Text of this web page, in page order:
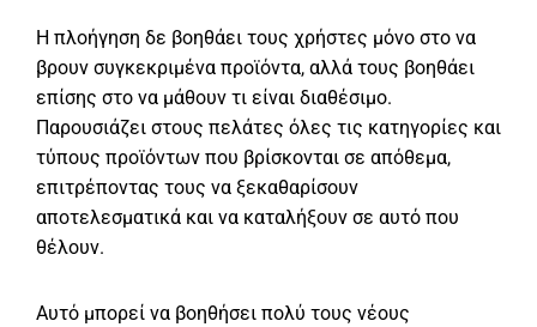
Η πλοήγηση δε βοηθάει τους χρήστες μόνο στο να
βρουν συγκεκριμένα προϊόντα, αλλά τους βοηθάει
επίσης στο να μάθουν τι είναι διαθέσιμο.
Παρουσιάζει στους πελάτες όλες τις κατηγορίες και
τύπους προϊόντων που βρίσκονται σε απόθεμα,
επιτρέποντας τους να ξεκαθαρίσουν
αποτελεσματικά και να καταλήξουν σε αυτό που
θέλουν.
Αυτό μπορεί να βοηθήσει πολύ τους νέους